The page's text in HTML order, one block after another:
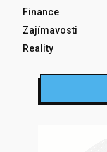
Finance
Zajímavosti
Reality